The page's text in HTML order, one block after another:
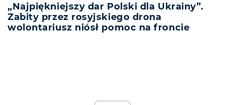
„Najpiękniejszy dar Polski dla Ukrainy”.
Zabity przez rosyjskiego drona
wolontariusz niósł pomoc na froncie